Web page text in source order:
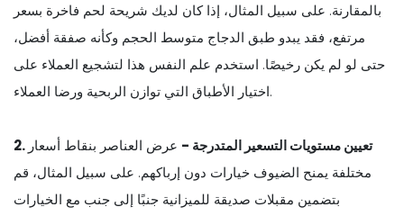
بالمقارنة. على سبيل المثال، إذا كان لديك شريحة لحم فاخرة بسعر
مرتفع، فقد يبدو طبق الدجاج متوسط الحجم وكأنه صفقة أفضل،
حتى لو لم يكن رخيصًا. استخدم علم النفس هذا لتشجيع العملاء على
اختيار الأطباق التي توازن الربحية ورضا العملاء.
2. تعيين مستويات التسعير المتدرجة - عرض العناصر بنقاط أسعار
مختلفة يمنح الضيوف خيارات دون إرباكهم. على سبيل المثال، قم
بتضمين مقبلات صديقة للميزانية جنبًا إلى جنب مع الخيارات